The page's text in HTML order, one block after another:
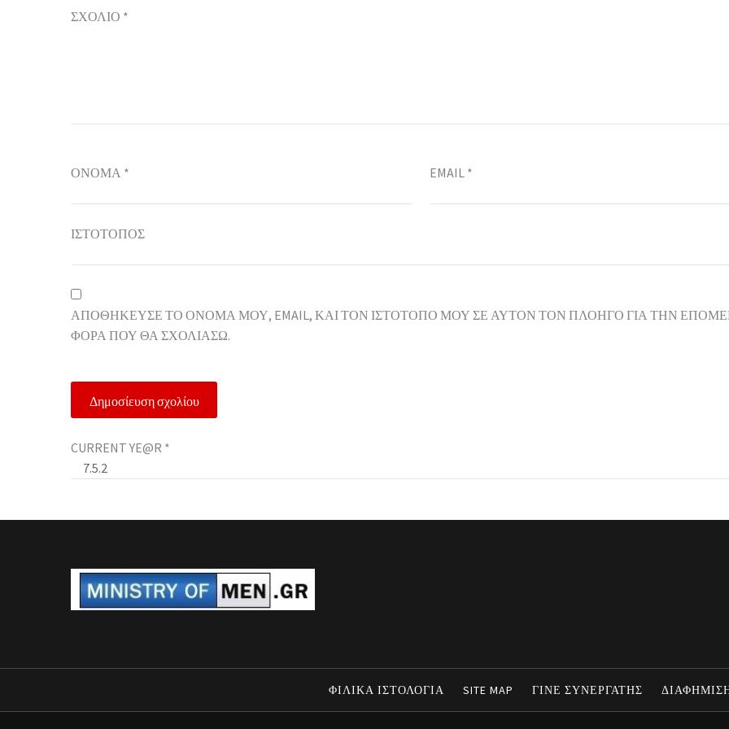
ΣΧΌΛΙΟ *
ΌΝΟΜΑ * EMAIL *
ΙΣΤΌΤΟΠΟΣ
ΑΠΟΘΉΚΕΥΣΕ ΤΟ ΌΝΟΜΆ ΜΟΥ, EMAIL, ΚΑΙ ΤΟΝ ΙΣΤΌΤΟΠΟ ΜΟΥ ΣΕ ΑΥΤΌΝ ΤΟΝ ΠΛΟΗΓΌ ΓΙΑ ΤΗΝ
ΦΟΡΆ ΠΟΥ ΘΑ ΣΧΟΛΙΆΣΩ.
CURRENT YE@R *
ΦΙΛΙΚΑ ΙΣΤΟΛΟΓΙΑ SITE MAP ΓΙΝΕ ΣΥΝΕΡΓΑΤΗΣ